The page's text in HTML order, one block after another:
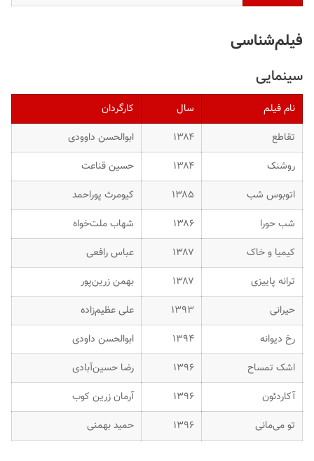
فیلم‌شناسی
سینمایی
نام فیلم سال
کارگردان
تقاطع
۱۳۸۴
ابوالحسن داوودی
روشنک
۱۳۸۴
حسین قناعت
اتوبوس شب
۱۳۸۵
کیومرث پوراحمد
شب حورا
۱۳۸۶
شهاب ملت‌خواه
کیمیا و خاک
۱۳۸۷
عباس رافعی
ترانه پاییزی
۱۳۸۷
بهمن زرین‌پور
حیرانی
۱۳۹۳
علی عظیم‌زاده
رخ دیوانه
۱۳۹۴
ابوالحسن داودی
اشک تمساح
۱۳۹۶
رضا حسین‌آبادی
آکاردئون
۱۳۹۶
آرمان زرین کوب
تو می‌مانی
۱۳۹۶ حمید بهمنی